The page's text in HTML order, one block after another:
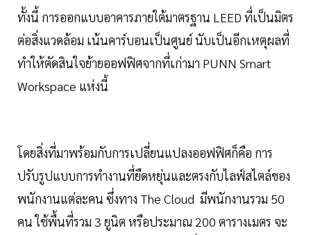
ทั้งนี้ การออกแบบอาคารภายใต้มาตรฐาน LEED ที่เป็นมิตร
ต่อสิ่งแวดล้อม เน้นคาร์บอนเป็นศูนย์ นับเป็นอีกเหตุผลที่
ทำให้ตัดสินใจย้ายออฟฟิศจากที่เก่ามา PUNN Smart
Workspace แห่งนี้
โดยสิ่งที่มาพร้อมกับการเปลี่ยนแปลงออฟฟิศก็คือ การ
ปรับรูปแบบการทำงานที่ยืดหยุ่นและตรงกับไลฟ์สไตล์ของ
พนักงานแต่ละคน ซึ่งทาง The Cloud มีพนักงานรวม 50
คน ใช้พื้นที่รวม 3 ยูนิต หรือประมาณ 200 ตารางเมตร จะ